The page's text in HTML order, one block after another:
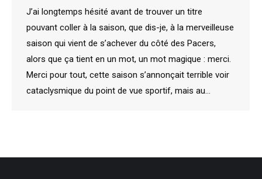
J’ai longtemps hésité avant de trouver un titre
pouvant coller à la saison, que dis-je, à la merveilleuse
saison qui vient de s’achever du côté des Pacers,
alors que ça tient en un mot, un mot magique : merci.
Merci pour tout, cette saison s’annonçait terrible voir
cataclysmique du point de vue sportif, mais au…